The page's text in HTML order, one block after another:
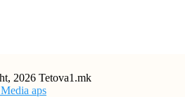
2026 Tetova1.mk
aps